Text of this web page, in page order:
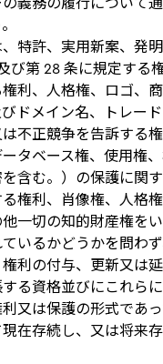
、特許、実用新案、発
び第 28 条に規定する
利、人格権、ロゴ、
ドメイン名、トレー
不正競争を告訴する
タベース権、使用権
含む。）の保護に関
権利、肖像権、人格
一切の知的財産権を
いるかどうかを問わ
利の付与、更新又は
る資格並びにこれら
又は保護の形式であ
在存続し、又は将来